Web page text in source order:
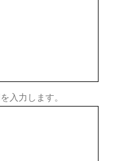
入力します。